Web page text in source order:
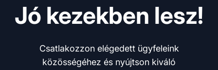
Jó kezekben lesz!
Csatlakozzon elégedett ügyfeleink
közösségéhez és nyújtson kiváló